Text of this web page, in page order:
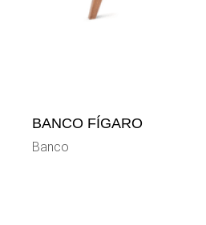
BANCO FÍGARO
Banco